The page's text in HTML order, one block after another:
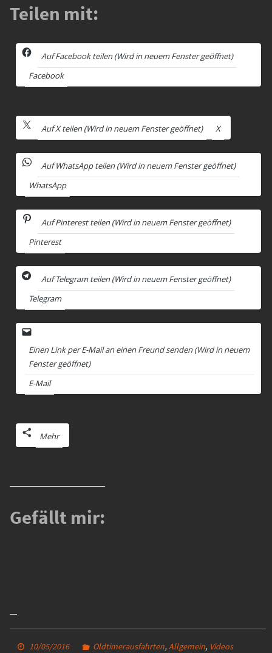
Teilen mit:
Auf Facebook teilen (Wird in neuem Fenster geöffnet)
Facebook
Auf X teilen (Wird in neuem Fenster geöffnet) X
Auf WhatsApp teilen (Wird in neuem Fenster geöffnet)
WhatsApp
Auf Pinterest teilen (Wird in neuem Fenster geöffnet)
Pinterest
Auf Telegram teilen (Wird in neuem Fenster geöffnet)
Telegram
Einen Link per E-Mail an einen Freund senden (Wird in neuem
Fenster geöffnet)
E-Mail
Mehr
Gefällt mir:
10/05/2016 Oldtimerausfahrten,Allgemein, Videos